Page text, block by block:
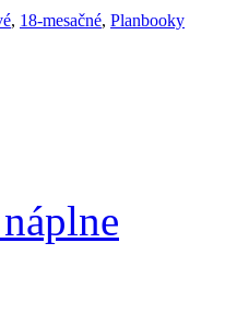
, 18-mesačné, Planbooky